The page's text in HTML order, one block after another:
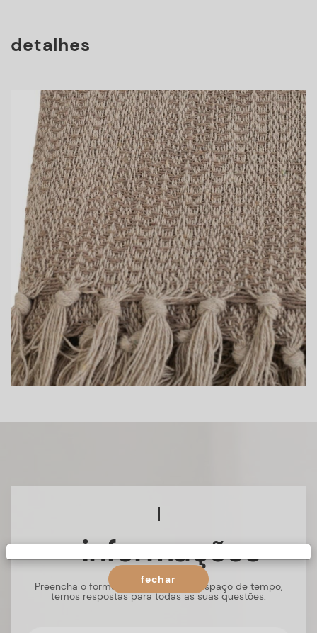
detalhes
+ informações
Preencha o formulário, e num curto espaço de tempo,
temos respostas para todas as suas questões.
fechar